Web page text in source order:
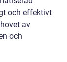
och effektivt
av
och